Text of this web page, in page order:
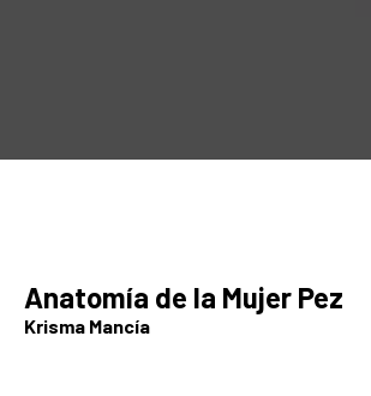
Anatomía de la Mujer Pez
Krisma Mancía